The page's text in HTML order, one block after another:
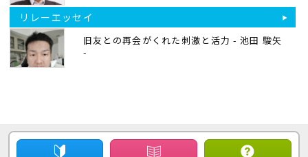
リレーエッセイ
旧友との再会がくれた刺激と活力 - 池田 駿矢
-